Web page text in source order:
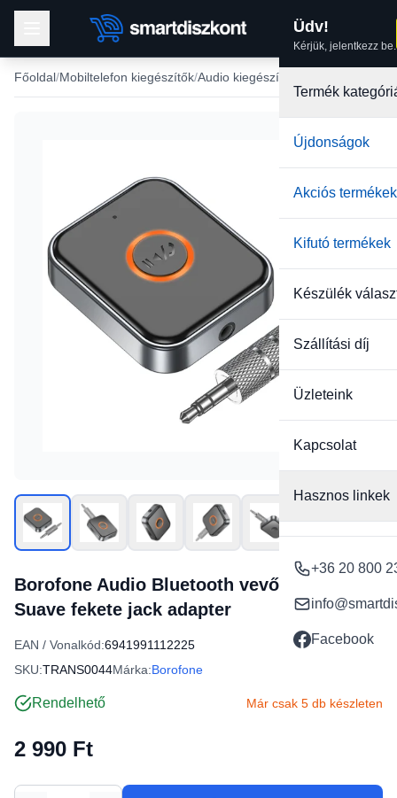
Üdv!
Kérjük, jelentkezz be.
Termék
Újdonságok
Akciós termékek
Kifutó termékek
Készülék
Szállítási díj
Üzleteink
Kapcsolat
Hasznos linkek
+36 20 800
Facebook
Főoldal Mobiltelefon kiegészítők Audio kiegészítők
Borofone Audio Bluetooth vevő AUX BC555
Suave fekete jack adapter
EAN / Vonalkód:6941991112225
SKU:TRANS0044Márka:Borofone
Rendelhető Már csak 5 db készleten
2 990 Ft